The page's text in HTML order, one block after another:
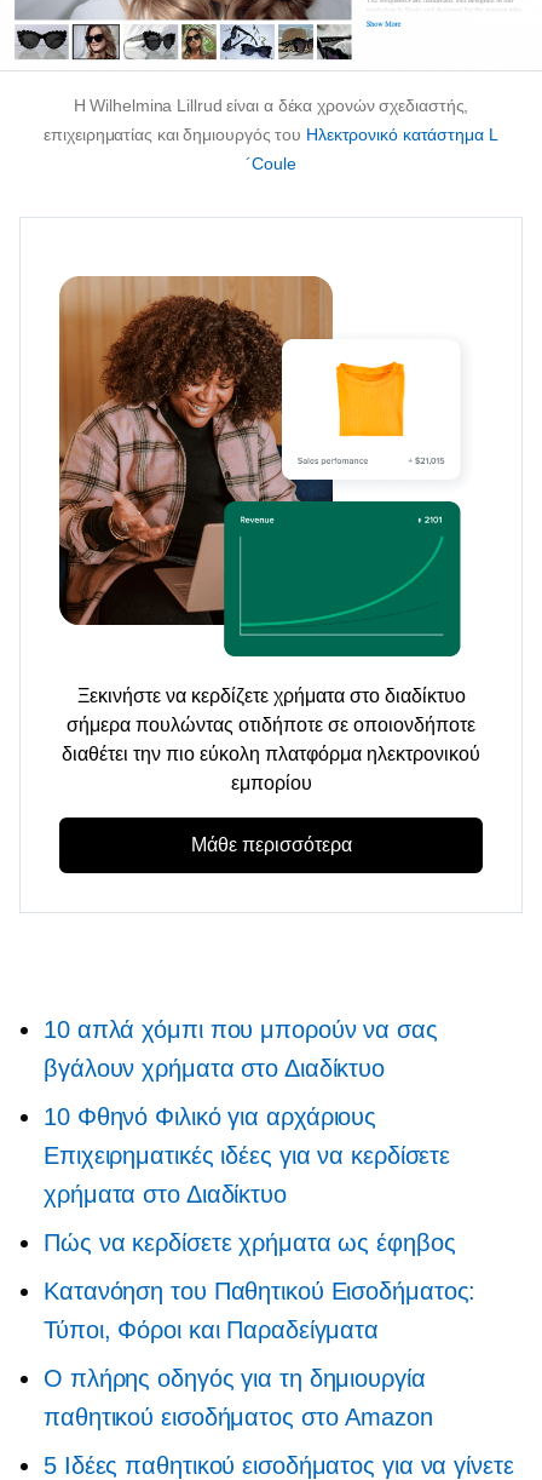
Η Wilhelmina Lillrud είναι α δέκα χρονώνσχεδιαστής,
επιχειρηματίας και δημιουργός του Ηλεκτρονικό κατάστημα L
´Coule
Ξεκινήστε να κερδίζετε χρήματα στο διαδίκτυο
σήμερα πουλώντας οτιδήποτε σε οποιονδήποτε
διαθέτει την πιο εύκολη πλατφόρμα ηλεκτρονικού
εμπορίου
Μάθε περισσότερα
10 απλά χόμπι που μπορούν να σας
βγάλουν χρήματα στο Διαδίκτυο
10 Φθηνό Φιλικό για αρχάριους
Επιχειρηματικές ιδέες για να κερδίσετε
χρήματα στο Διαδίκτυο
Πώς να κερδίσετε χρήματα ως έφηβος
Κατανόηση του Παθητικού Εισοδήματος:
Τύποι, Φόροι και Παραδείγματα
Ο πλήρης οδηγός για τη δημιουργία
παθητικού εισοδήματος στο Amazon
5 Ιδέες παθητικού εισοδήματος για να γίνετε